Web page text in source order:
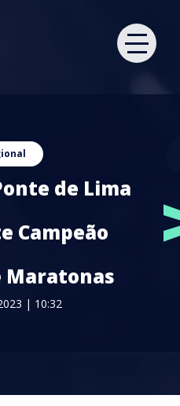
de Lima
Campeão
Maratonas
| 10:32